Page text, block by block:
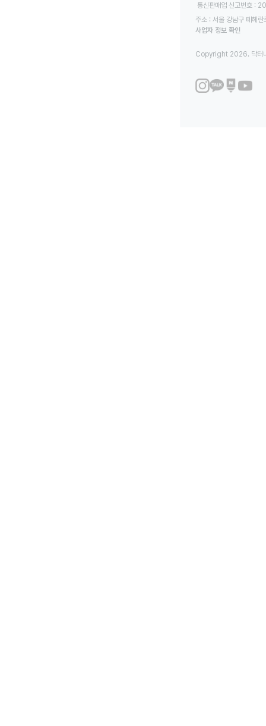
통신판매업 신고번호
주소 : 서울 강남구 테헤
사업자 정보 확인
Copyright 2026. 닥터